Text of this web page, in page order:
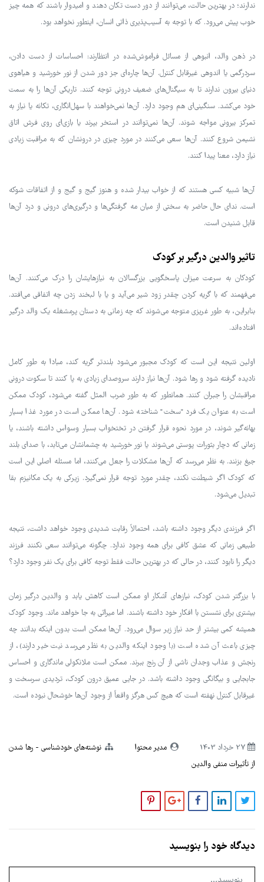
ندارند؛ در بهترین حالت، می‌توانند از دور دست تکان دهند و امیدوار باشند که همه چیز
خوب پیش می‌رود. که با توجه به آسیب‌پذیری ذاتی انسان، اینطور نخواهد بود.
در ذهن والد، انبوهی از مسائل فراموش‌شده در انتظارند: احساسات از دست دادن،
سردرگمی یا اندوهی غیرقابل کنترل. آن‌ها چاره‌ای جز دور شدن از نور خورشید و هیاهوی
دنیای بیرون ندارند تا به سیگنال‌های ضعیف درونی توجه کنند. تاریکی آن‌ها را به سمت
خود می‌کشد. سنگینی‌ای هم وجود دارد. آن‌ها نمی‌خواهند با سهل‌انگاری، تکانه یا نیاز به
تمرکز بیرونی مواجه شوند. آن‌ها نمی‌توانند در استخر بپرند یا بازی‌ای روی فرش اتاق
نشیمن شروع کنند. آن‌ها سعی می‌کنند در مورد چیزی در درونشان که به مراقبت زیادی
نیاز دارد، معنا پیدا کنند.
آن‌ها شبیه کسی هستند که از خواب بیدار شده و هنوز گیج و گیج و از اتفاقات شوکه
است. ندای حال حاضر به سختی از میان مه گرفتگی‌ها و درگیری‌های درونی و درد آن‌ها
قابل شنیدن است.
تاثیر والدین درگیر بر کودک
کودکان به سرعت میزان پاسخگویی بزرگسالان به نیازهایشان را درک می‌کنند. آن‌ها
می‌فهمند که با گریه کردن چقدر زود شیر می‌آید و یا با لبخند زدن چه اتفاقی می‌افتد.
بنابراین، به طور غریزی متوجه می‌شوند که چه زمانی به دستان پرمشغله یک والد درگیر
افتاده‌اند.
اولین نتیجه این است که کودک مجبور می‌شود بلندتر گریه کند، مبادا به طور کامل
نادیده گرفته شود و رها شود. آن‌ها نیاز دارند سروصدای زیادی به پا کنند تا سکوت درونی
مراقبشان را جبران کنند. همانطور که به طور ضرب المثل گفته می‌شود، کودک ممکن
است به عنوان یک فرد "سخت" شناخته شود. آن‌ها ممکن است در مورد غذا بسیار
بهانه‌گیر شوند، در مورد نحوه قرار گرفتن در تختخواب بسیار وسواس داشته باشند، یا
زمانی که دچار بثورات پوستی می‌شوند یا نور خورشید به چشمانشان می‌تابد، با صدای بلند
جیغ بزنند. به نظر می‌رسد که آن‌ها مشکلات را جعل می‌کنند، اما مسئله اصلی این است
که کودک اگر شیطنت نکند، چقدر مورد توجه قرار نمی‌گیرد. زیرکی به یک مکانیزم بقا
تبدیل می‌شود.
اگر فرزندی دیگر وجود داشته باشد، احتمالاً رقابت شدیدی وجود خواهد داشت، نتیجه
طبیعی زمانی که عشق کافی برای همه وجود ندارد. چگونه می‌توانند سعی نکنند فرزند
دیگر را نابود کنند، در حالی که در بهترین حالت فقط توجه کافی برای یک نفر وجود دارد؟
با بزرگتر شدن کودک، نیازهای آشکار او ممکن است کاهش یابد و والدین درگیر زمان
بیشتری برای نشستن با افکار خود داشته باشند. اما میراثی به جا خواهد ماند. وجود کودک
همیشه کمی بیشتر از حد نیاز زیر سوال می‌رود. آن‌ها ممکن است بدون اینکه بدانند چه
چیزی باعث آن شده است (با وجود اینکه والدین به نظر می‌رسد نیت خیر دارند)، از
رنجش و عذاب وجدان ناشی از آن رنج ببرند. ممکن است ملانکولی ماندگاری و احساس
جابجایی و بیگانگی وجود داشته باشد. در جایی عمیق درون کودک، تردیدی سرسخت و
غیرقابل کنترل نهفته است که هیچ کس هرگز واقعاً از وجود آن‌ها خوشحال نبوده است.
27 خرداد 1403 مدیر محتوا نوشته‌های خودشناسی
رها شدن
از تأثیرات منفی والدین
دیدگاه خود را بنویسید